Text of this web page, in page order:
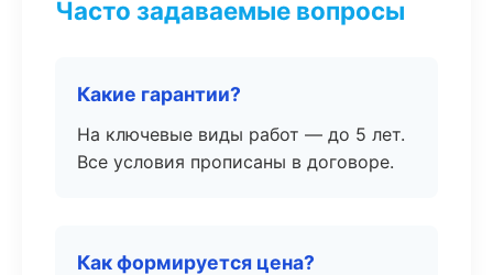
Часто задаваемые вопросы
Какие гарантии?
На ключевые виды работ — до 5 лет.
Все условия прописаны в договоре.
Как формируется цена?